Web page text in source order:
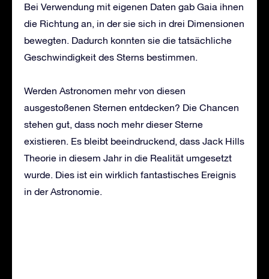
Bei Verwendung mit eigenen Daten gab Gaia ihnen
die Richtung an, in der sie sich in drei Dimensionen
bewegten. Dadurch konnten sie die tatsächliche
Geschwindigkeit des Sterns bestimmen.
Werden Astronomen mehr von diesen
ausgestoßenen Sternen entdecken? Die Chancen
stehen gut, dass noch mehr dieser Sterne
existieren. Es bleibt beeindruckend, dass Jack Hills
Theorie in diesem Jahr in die Realität umgesetzt
wurde. Dies ist ein wirklich fantastisches Ereignis
in der Astronomie.